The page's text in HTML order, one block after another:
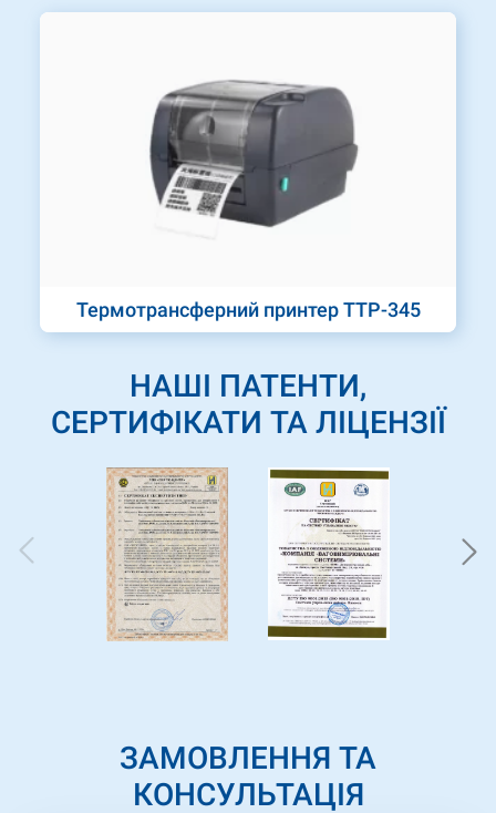
Термотрансферний принтер TTP-345
НАШІ ПАТЕНТИ,
СЕРТИФІКАТИ ТА ЛІЦЕНЗІЇ
ЗАМОВЛЕННЯ ТА
КОНСУЛЬТАЦІЯ